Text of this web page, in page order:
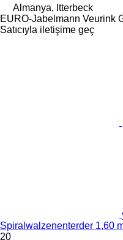
Almanya, Itterbeck
EURO-Jabelmann Veurink
Satıcıyla iletişime geç
Spiralwalzenenterder 1,60
20